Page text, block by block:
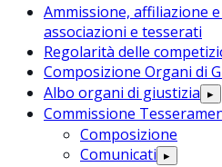
Ammissione, affiliazione
associazioni e tesserati
Regolarità delle
Composizione Organi di
Albo organi di giustizia ▸
Commissione
Composizione
Comunicati ▸